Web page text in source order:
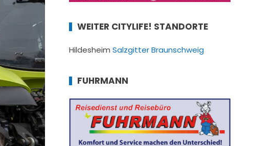
WEITER CITYLIFE! STANDORTE
Hildesheim SalzgitterBraunschweig
FUHRMANN